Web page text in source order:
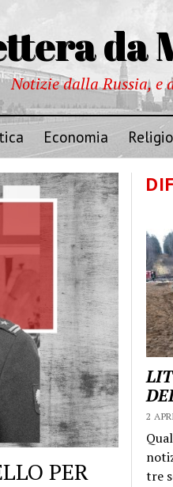
da
Notizie dalla Russia, e
Economia
PER
2
tre